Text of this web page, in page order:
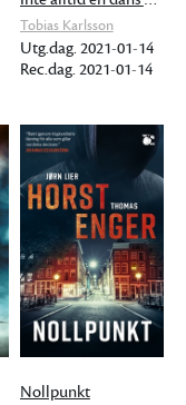
Tobias Karlsson
Utg.dag. 2021-01-14
Rec.dag. 2021-01-14
Nollpunkt